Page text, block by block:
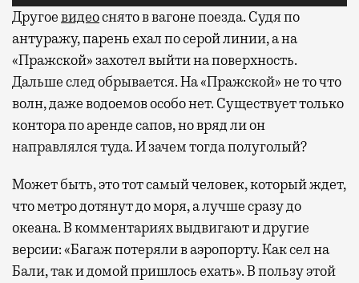
Другоевидеоснято в вагоне поезда. Судя по
антуражу, парень ехал по серой линии, а на
«Пражской» захотел выйти на поверхность.
Дальше след обрывается. На «Пражской» не то что
волн, даже водоемов особо нет. Существует только
контора по аренде сапов, но вряд ли он
направлялся туда. И зачем тогда полуголый?
Может быть, это тот самый человек, который ждет,
что метро дотянут до моря, а лучше сразу до
океана. В комментариях выдвигают и другие
версии: «Багаж потеряли в аэропорту. Как сел на
Бали, так и домой пришлось ехать». В пользу этой